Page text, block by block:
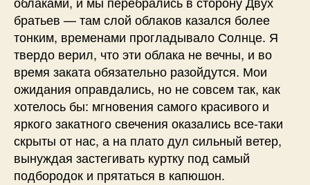
братьев — там слой облаков казался более
тонким, временами прогладывало Солнце. Я
твердо верил, что эти облака не вечны, и во
время заката обязательно разойдутся. Мои
ожидания оправдались, но не совсем так, как
хотелось бы: мгновения самого красивого и
яркого закатного свечения оказались все-таки
скрыты от нас, а на плато дул сильный ветер,
вынуждая застегивать куртку под самый
подбородок и прятаться в капюшон.